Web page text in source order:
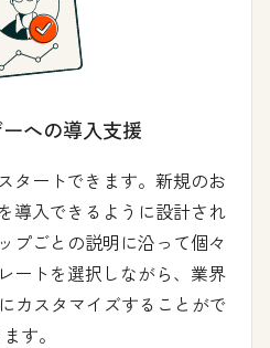
への導入支援
タートできます。新規のお
導入できるように設計され
プごとの説明に沿って個々
ートを選択しながら、業界
カスタマイズすることがで
す。